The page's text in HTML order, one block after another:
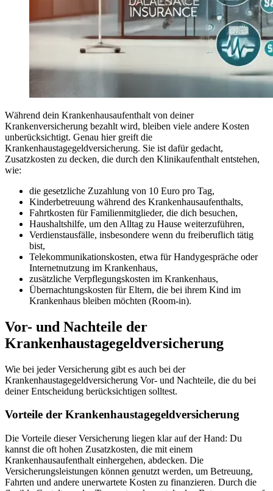
Während dein Krankenhausaufenthalt von deiner
Krankenversicherung bezahlt wird, bleiben viele andere Kosten
unberücksichtigt. Genau hier greift die
Krankenhaustagegeldversicherung. Sie ist dafür gedacht,
Zusatzkosten zu decken, die durch den Klinikaufenthalt entstehen,
wie:
die gesetzliche Zuzahlung von 10 Euro pro Tag,
Kinderbetreuung während des Krankenhausaufenthalts,
Fahrtkosten für Familienmitglieder, die dich besuchen,
Haushaltshilfe, um den Alltag zu Hause weiterzuführen,
Verdienstausfälle, insbesondere wenn du freiberuflich tätig
bist,
Telekommunikationskosten, etwa für Handygespräche oder
Internetnutzung im Krankenhaus,
zusätzliche Verpflegungskosten im Krankenhaus,
Übernachtungskosten für Eltern, die bei ihrem Kind im
Krankenhaus bleiben möchten (Room-in).
Vor- und Nachteile der
Krankenhaustagegeldversicherung
Wie bei jeder Versicherung gibt es auch bei der
Krankenhaustagegeldversicherung Vor- und Nachteile, die du bei
deiner Entscheidung berücksichtigen solltest.
Vorteile der Krankenhaustagegeldversicherung
Die Vorteile dieser Versicherung liegen klar auf der Hand: Du
kannst die oft hohen Zusatzkosten, die mit einem
Krankenhausaufenthalt einhergehen, abdecken. Die
Versicherungsleistungen können genutzt werden, um Betreuung,
Fahrten und andere unerwartete Kosten zu finanzieren. Durch die